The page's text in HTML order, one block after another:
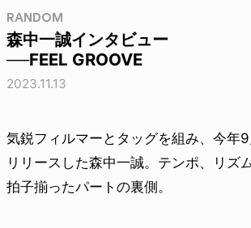
RANDOM
森中一誠インタビュー
──FEEL GROOVE
2023.11.13
気鋭フィルマーとタッグを組み、今年
リリースした森中一誠。テンポ、リズ
拍子揃ったパートの裏側。